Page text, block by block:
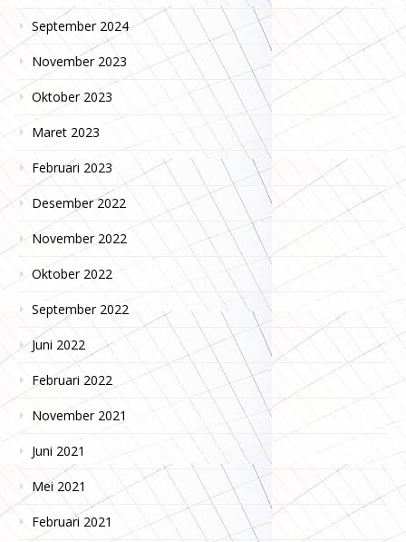
September 2024
November 2023
Oktober 2023
Maret 2023
Februari 2023
Desember 2022
November 2022
Oktober 2022
September 2022
Juni 2022
Februari 2022
November 2021
Juni 2021
Mei 2021
Februari 2021